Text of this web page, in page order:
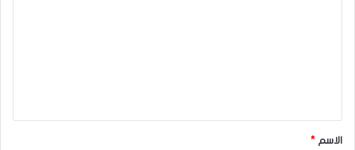
ق
*
الاسم *